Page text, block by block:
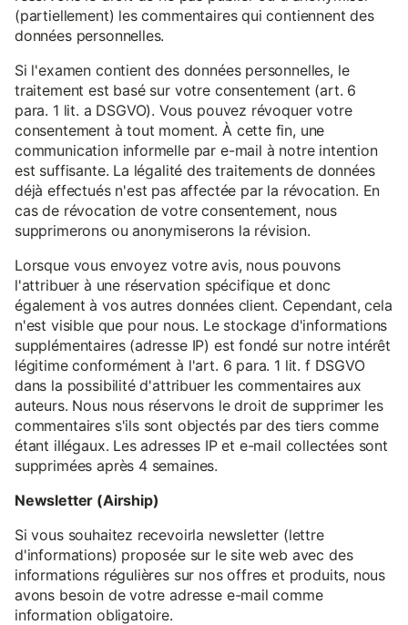
(partiellement) les commentaires qui contiennent des
données personnelles.
Si l'examen contient des données personnelles, le
traitement est basé sur votre consentement (art. 6
para. 1 lit. a DSGVO). Vous pouvez révoquer votre
consentement à tout moment. À cette fin, une
communication informelle par e-mail à notre intention
est suffisante. La légalité des traitements de données
déjà effectués n'est pas affectée par la révocation. En
cas de révocation de votre consentement, nous
supprimerons ou anonymiserons la révision.
Lorsque vous envoyez votre avis, nous pouvons
l'attribuer à une réservation spécifique et donc
également à vos autres données client. Cependant, cela
n'est visible que pour nous. Le stockage d'informations
supplémentaires (adresse IP) est fondé sur notre intérêt
légitime conformément à l'art. 6 para. 1 lit. f DSGVO
dans la possibilité d'attribuer les commentaires aux
auteurs. Nous nous réservons le droit de supprimer les
commentaires s'ils sont objectés par des tiers comme
étant illégaux. Les adresses IP et e-mail collectées sont
supprimées après 4 semaines.
Newsletter (Airship)
Si vous souhaitez recevoirla newsletter (lettre
d'informations) proposée sur le site web avec des
informations régulières sur nos offres et produits, nous
avons besoin de votre adresse e-mail comme
information obligatoire.